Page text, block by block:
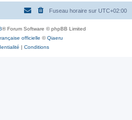
r
Fuseau horaire sur UTC+02:00
® Forum Software © phpBB Limited
officielle ©Qiaeru
| Conditions